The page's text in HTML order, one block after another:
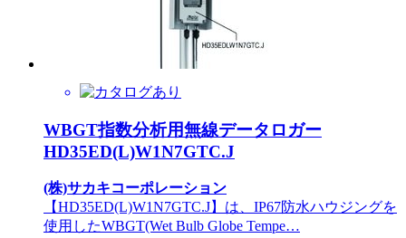
WBGT指数分析用無線データロガー
HD35ED(L)W1N7GTC.J
(株)サカキコーポレーション
【HD35ED(L)W1N7GTC.J】は、IP67防水ハウジングを
使用したWBGT(Wet Bulb Globe Tempe…